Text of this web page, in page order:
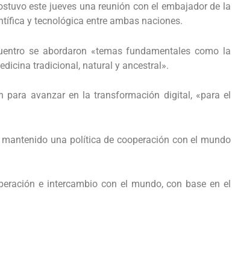
este jueves una reunión con el embajador de la
y tecnológica entre ambas naciones.
se abordaron «temas fundamentales como la
tradicional, natural y ancestral».
para avanzar en la transformación digital, «para el
una política de cooperación con el mundo
e intercambio con el mundo, con base en el